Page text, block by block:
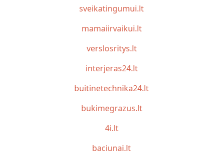
sveikatingumui.lt
mamaiirvaikui.lt
verslosritys.lt
interjeras24.lt
buitinetechnika24.lt
bukimegrazus.lt
4i.lt
baciunai.lt